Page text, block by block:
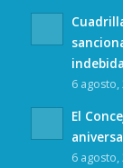
6 agosto,
El
6 agosto,